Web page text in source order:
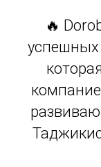
🔥
успешных